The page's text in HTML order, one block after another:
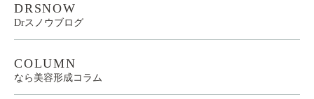
DRSNOW
Drスノウブログ
COLUMN
なら美容形成コラム